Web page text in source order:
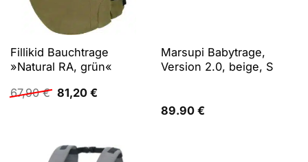
Fillikid Bauchtrage
»Natural RA, grün«
67,90€ Ursprünglicher
Preis
81,20 €Aktueller
Marsupi Babytrage,
Version 2.0, beige, S
89.90 €